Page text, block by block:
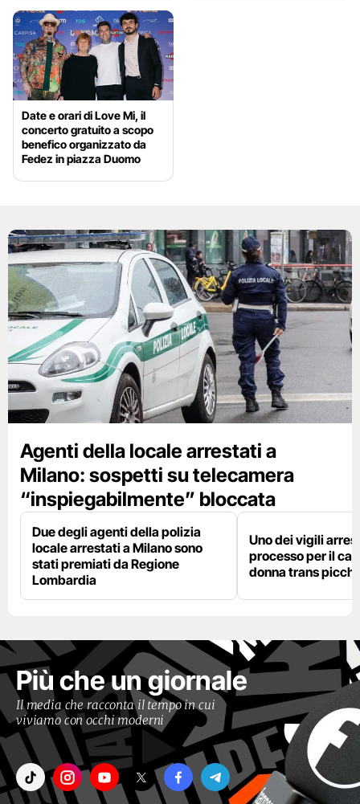
Date e orari di Love Mi, il
concerto gratuito a scopo
benefico organizzato da
Fedez in piazza Duomo
Agenti della locale arrestati a
Milano: sospetti su telecamera
“inspiegabilmente” bloccata
Due degli agenti della polizia
locale arrestati a Milano sono
stati premiati da Regione
Lombardia
Uno dei vigili
processo per il
donna trans
Più che un giornale
Il media che racconta il tempo in cui
viviamo con occhi moderni